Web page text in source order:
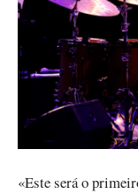
«Este será o